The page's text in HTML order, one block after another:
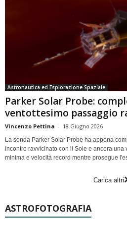
Astronautica ed Esplorazione Spaziale
Parker Solar Probe:
ventottesimo passaggio
Vincenzo Pettina - 18 Giugno 2026
La sonda Parker Solar Probe ha appena
incontro ravvicinato con il Sole e ancora una
minima e velocità record mentre prosegue
Carica altri
ASTROFOTOGRAFIA